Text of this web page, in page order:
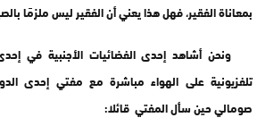
بمعاناة الفقير، فهل هذا يعني أن الفقير ليس ملزمًا
ونحن أشاهد إحدى الفضائيات الأجنبية في
تلفزيونية على الهواء مباشرة مع مفتي إحدى
صومالي حين سأل المفتي قائلا: